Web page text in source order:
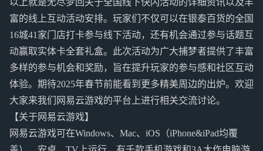
以上就是无尽梦回关于全国线下快闪活动的详细资讯以及丰
富的线上互动活动安排。玩家们不仅可以在银泰百货的全国
16城41家门店打卡参与线下活动，还有机会通过参与话题互
动赢取实体卡全套礼盒。此次活动为广大捕梦者提供了丰富
多样的参与机会和奖励，旨在提升玩家的参与感和社区互动
体验。期待2025年春节前能看到更多精美周边的出炉。欢迎
大家来我们网易云游戏的平台上进行相关交流讨论。
【关于网易云游戏】
网易云游戏可在Windows、Mac、iOS（iPhone&iPad均覆